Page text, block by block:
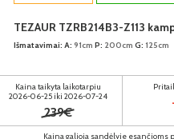
Išmatavimai: A: 91cm P: 200cm G: 125cm
Kaina taikyta laikotarpiu
2026-06-25 iki 2026-07-24
239€
Kaina galioja sandėlyje esančioms